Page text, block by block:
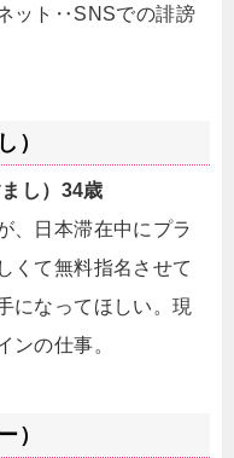
ット‥SNSでの誹謗
）
し）34歳
、日本滞在中にプラ
くて無料指名させて
になってほしい。現
ンの仕事。
）